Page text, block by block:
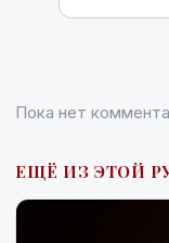
Пока нет
ЕЩЁ ИЗ ЭТОЙ